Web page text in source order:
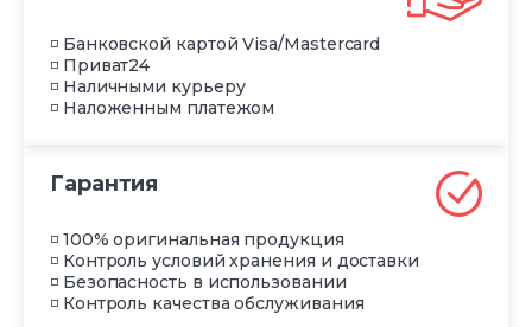
◽ Банковской картой Visa/Mastercard
◽ Приват24
◽ Наличными курьеру
◽ Наложенным платежом
Гарантия
◽ 100% оригинальная продукция
◽ Контроль условий хранения и доставки
◽ Безопасность в использовании
◽ Контроль качества обслуживания